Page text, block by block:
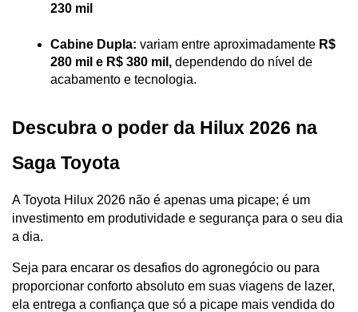
230 mil
Cabine Dupla: variam entre aproximadamente R$
280 mil e R$ 380 mil, dependendo do nível de
acabamento e tecnologia.
Descubra o poder da Hilux 2026 na
Saga Toyota
A Toyota Hilux 2026 não é apenas uma picape; é um
investimento em produtividade e segurança para o seu dia
a dia.
Seja para encarar os desafios do agronegócio ou para
proporcionar conforto absoluto em suas viagens de lazer,
ela entrega a confiança que só a picape mais vendida do